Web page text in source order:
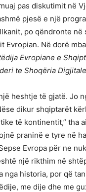
pas diskutimit në
pjesë e një
po qëndronte në
Evropian. Në dorë
ëdija Evropiane e
te Shoqëria
heshtje të gjatë. Jo
dikur shqiptarët
të kontinentit,” tha
praninë e tyre në
Evropa për ne
një rikthim në
nga historia, por që
me dije dhe me